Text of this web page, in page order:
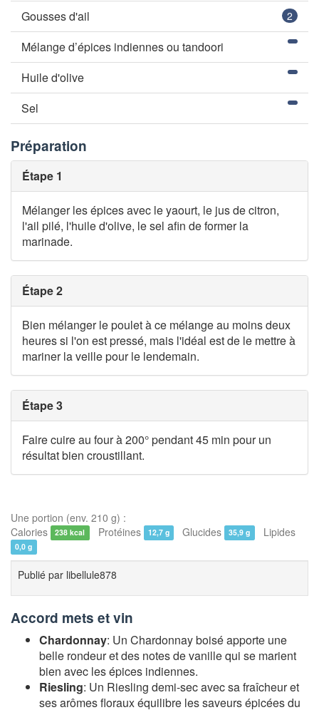
Gousses d'ail 2
Mélange d’épices indiennes ou tandoori
Huile d'olive
Sel
Préparation
Étape 1
Mélanger les épices avec le yaourt, le jus de citron,
l'ail pilé, l'huile d'olive, le sel afin de former la
marinade.
Étape 2
Bien mélanger le poulet à ce mélange au moins deux
heures si l'on est pressé, mais l'idéal est de le mettre à
mariner la veille pour le lendemain.
Étape 3
Faire cuire au four à 200° pendant 45 min pour un
résultat bien croustillant.
Une portion (env. 210 g) :
Calories
238 kcal Protéines 12,7 g Glucides 35,9 g Lipides
0,0 g
Publié par libellule878
Accord mets et vin
Chardonnay: Un Chardonnay boisé apporte une
belle rondeur et des notes de vanille qui se marient
bien avec les épices indiennes.
Riesling: Un Riesling demi-sec avec sa fraîcheur et
ses arômes floraux équilibre les saveurs épicées du